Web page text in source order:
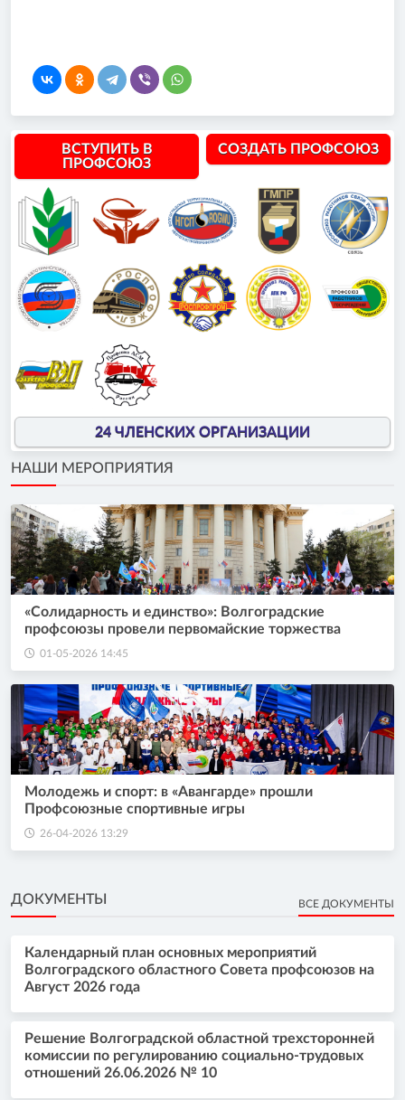
ВСТУПИТЬ В
ПРОФСОЮЗ
СОЗДАТЬ ПРОФСОЮЗ
24 ЧЛЕНСКИХ ОРГАНИЗАЦИИ
НАШИ МЕРОПРИЯТИЯ
«Солидарность и единство»: Волгоградские
профсоюзы провели первомайские торжества
01-05-2026 14:45
Молодежь и спорт: в «Авангарде» прошли
Профсоюзные спортивные игры
26-04-2026 13:29
ДОКУМЕНТЫ ВСЕ ДОКУМЕНТЫ
Календарный план основных мероприятий
Волгоградского областного Совета профсоюзов на
Август 2026 года
Решение Волгоградской областной трехсторонней
комиссии по регулированию социально-трудовых
отношений 26.06.2026 № 10